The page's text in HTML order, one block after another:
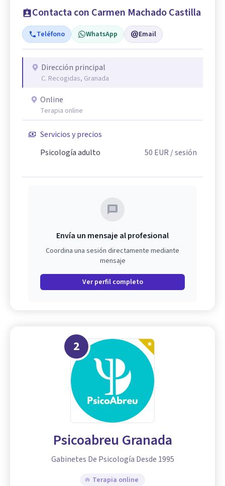
Contacta con Carmen Machado Castilla
Teléfono WhatsApp Email
Dirección principal
C. Recogidas, Granada
Online
Terapia online
Servicios y precios
Psicología adulto
50 EUR / sesión
Envía un mensaje al profesional
Coordina una sesión directamente mediante
mensaje
Ver perfil completo
2
Psicoabreu Granada
Gabinetes De Psicología Desde 1995
Terapia online